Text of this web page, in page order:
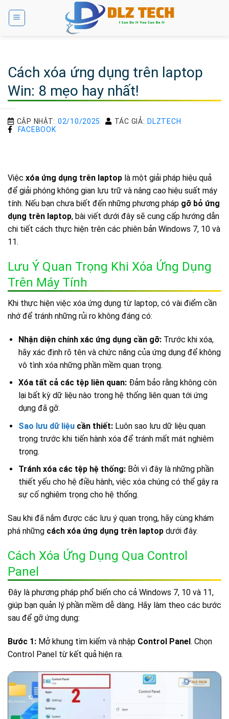
Cách xóa ứng dụng trên laptop
Win: 8 mẹo hay nhất!
CẬP NHẬT: 02/10/2025 TÁC GIẢ: DLZTECH
FACEBOOK
Việc xóa ứng dụng trên laptop là một giải pháp hiệu quả
để giải phóng không gian lưu trữ và nâng cao hiệu suất máy
tính. Nếu bạn chưa biết đến những phương pháp gỡ bỏ ứng
dụng trên laptop, bài viết dưới đây sẽ cung cấp hướng dẫn
chi tiết cách thực hiện trên các phiên bản Windows 7, 10 và
11.
Lưu Ý Quan Trọng Khi Xóa Ứng Dụng
Trên Máy Tính
Khi thực hiện việc xóa ứng dụng từ laptop, có vài điểm cần
nhớ để tránh những rủi ro không đáng có:
Nhận diện chính xác ứng dụng cần gỡ:Trước khi xóa,
hãy xác định rõ tên và chức năng của ứng dụng để không
vô tình xóa những phần mềm quan trọng.
Xóa tất cả các tệp liên quan:Đảm bảo rằng không còn
lại bất kỳ dữ liệu nào trong hệ thống liên quan tới ứng
dụng đã gỡ.
Sao lưu dữ liệucần thiết:Luôn sao lưu dữ liệu quan
trọng trước khi tiến hành xóa để tránh mất mát nghiêm
trọng.
Tránh xóa các tệp hệ thống:Bởi vì đây là những phần
thiết yếu cho hệ điều hành, việc xóa chúng có thể gây ra
sự cố nghiêm trọng cho hệ thống.
Sau khi đã nắm được các lưu ý quan trọng, hãy cùng khám
phá những cách xóa ứng dụng trên laptop dưới đây.
Cách Xóa Ứng Dụng Qua Control
Panel
Đây là phương pháp phổ biến cho cả Windows 7, 10 và 11,
giúp bạn quản lý phần mềm dễ dàng. Hãy làm theo các bước
sau để gỡ ứng dụng:
Bước 1: Mở khung tìm kiếm và nhập Control Panel. Chọn
Control Panel từ kết quả hiện ra.